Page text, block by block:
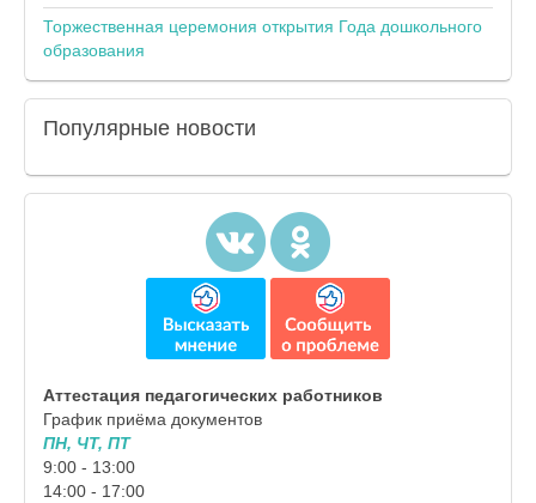
Торжественная церемония открытия Года дошкольного
образования
Популярные новости
Аттестация педагогических работников
График приёма документов
ПН, ЧТ, ПТ
9:00 - 13:00
14:00 - 17:00